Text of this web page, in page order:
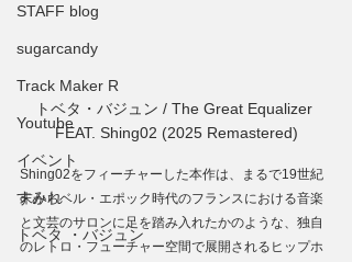
STAFF blog
sugarcandy
Track Maker R
Youtube
イベント
すみれ
トベタ ・バジュン
トベタ・バジュン / The Great Equalizer
FEAT. Shing02 (2025 Remastered)
Shing02をフィーチャーした本作は、まるで19世紀
末からベル・エポック時代のフランスにおける音楽
と文芸のサロンに足を踏み入れたかのような、独自
のレトロ・フューチャー空間で展開されるヒップホ